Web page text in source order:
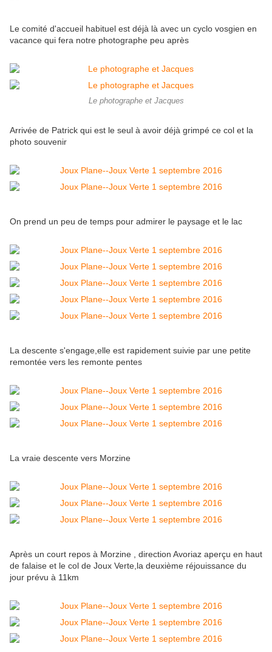
Le comité d'accueil habituel est déjà là avec un cyclo vosgien en
vacance qui fera notre photographe peu après
Le photographe et Jacques
Arrivée de Patrick qui est le seul à avoir déjà grimpé ce col et la
photo souvenir
On prend un peu de temps pour admirer le paysage et le lac
La descente s'engage,elle est rapidement suivie par une petite
remontée vers les remonte pentes
La vraie descente vers Morzine
Après un court repos à Morzine , direction Avoriaz aperçu en haut
de falaise et le col de Joux Verte,la deuxième réjouissance du
jour prévu à 11km